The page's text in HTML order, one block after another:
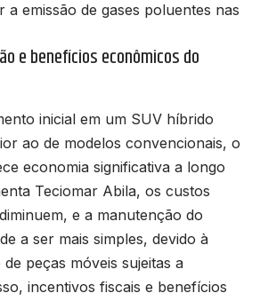
a emissão de gases poluentes nas
e benefícios econômicos do
inicial em um SUV híbrido
ao de modelos convencionais, o
economia significativa a longo
Teciomar Abila, os custos
e a manutenção do
a ser mais simples, devido à
peças móveis sujeitas a
incentivos fiscais e benefícios